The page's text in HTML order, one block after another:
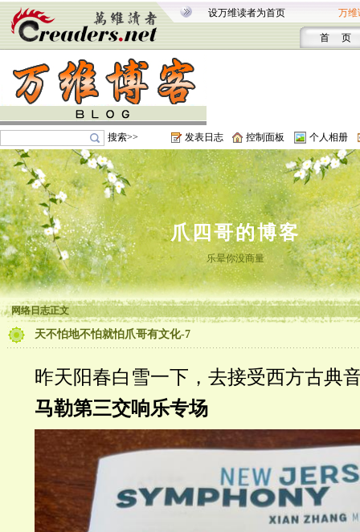
设万维读者为首页 万维
首 页
搜索>> 发表日志 控制面板 个人相册
爪四哥的博客
乐晕你没商量
网络日志正文
天不怕地不怕就怕爪哥有文化-7
昨天阳春白雪一下，去接受西方古典
马勒第三交响乐专场